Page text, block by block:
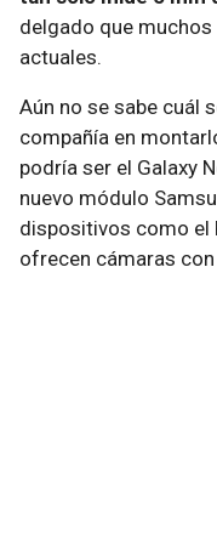
delgado que
actuales.
Aún no se sabe cuál
compañía en
podría ser el Galaxy
nuevo módulo
dispositivos como el
ofrecen cámaras